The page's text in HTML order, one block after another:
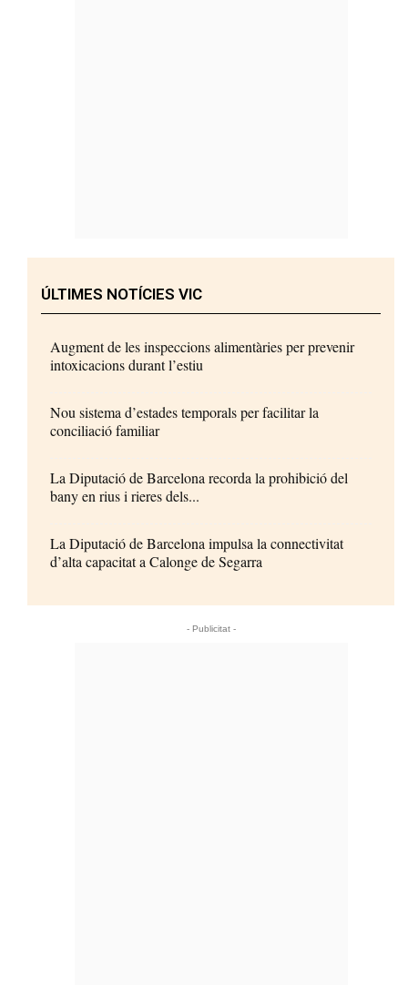
ÚLTIMES NOTÍCIES VIC
Augment de les inspeccions alimentàries per prevenir
intoxicacions durant l’estiu
Nou sistema d’estades temporals per facilitar la
conciliació familiar
La Diputació de Barcelona recorda la prohibició del
bany en rius i rieres dels...
La Diputació de Barcelona impulsa la connectivitat
d’alta capacitat a Calonge de Segarra
- Publicitat -